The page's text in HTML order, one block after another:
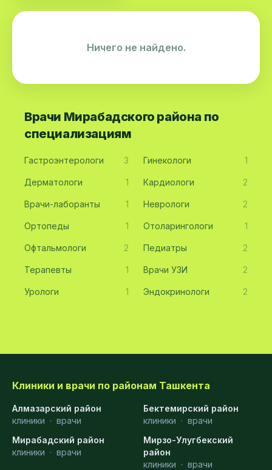
Ничего не найдено.
Врачи Мирабадского района по
специализациям
Гастроэнтерологи 3 Гинекологи 1
Дерматологи 1 Кардиологи 2
Врачи-лаборанты 1 Неврологи 2
Ортопеды 1 Отоларингологи 1
Офтальмологи 2 Педиатры 2
Терапевты 1 Врачи УЗИ 2
Урологи 1 Эндокринологи 2
Клиники и врачи по районам Ташкента
Алмазарский район
клиники · врачи
Бектемирский район
клиники · врачи
Мирабадский район
клиники · врачи
Мирзо-Улугбекский
район
клиники · врачи